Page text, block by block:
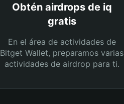
Obtén airdrops de iq
gratis
En el área de actividades de
Bitget Wallet, preparamos varias
actividades de airdrop para ti.